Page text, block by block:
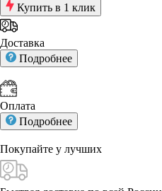
Купить в 1 клик
Доставка
Подробнее
Оплата
Подробнее
Покупайте у лучших